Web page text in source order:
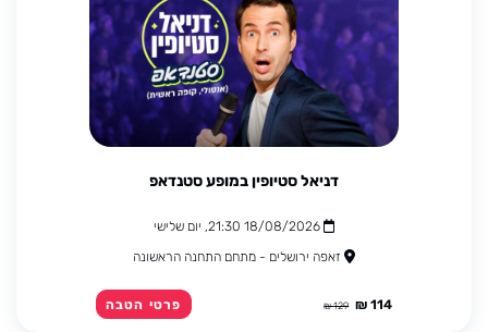
דניאל סטיופין במופע סטנדאפ
18/08/2026 21:30, יום שלישי
זאפה ירושלים - מתחם התחנה הראשונה
114 ₪
129 ₪ פרטי הטבה